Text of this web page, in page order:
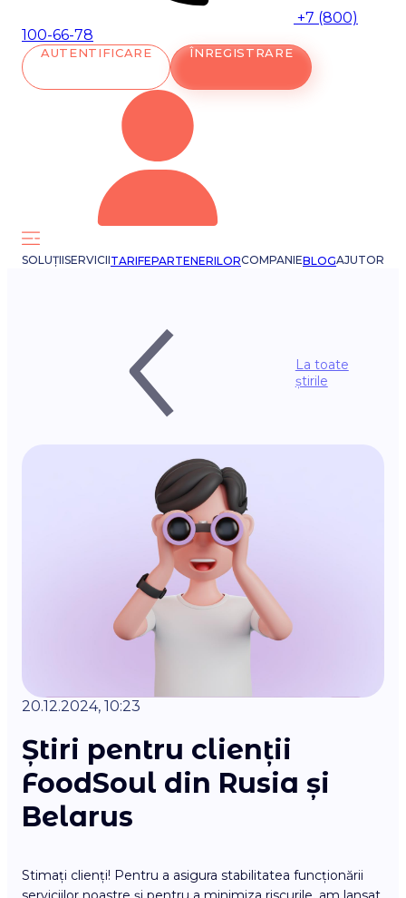
+7 (800)
100-66-78
AUTENTIFICARE ÎNREGISTRARE
SOLUȚIISERVICIITARIFEPARTENERILORCOMPANIEBLOGAJUTOR
La toate
știrile
20.12.2024, 10:23
Știri pentru clienții
FoodSoul din Rusia și
Belarus
Stimați clienți! Pentru a asigura stabilitatea funcționării